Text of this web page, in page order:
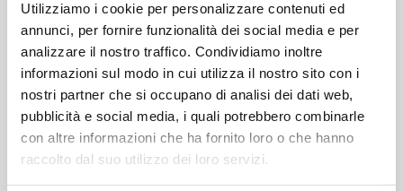
Utilizziamo i cookie per personalizzare contenuti ed
annunci, per fornire funzionalità dei social media e per
analizzare il nostro traffico. Condividiamo inoltre
informazioni sul modo in cui utilizza il nostro sito con i
nostri partner che si occupano di analisi dei dati web,
pubblicità e social media, i quali potrebbero combinarle
con altre informazioni che ha fornito loro o che hanno
raccolto dal suo utilizzo dei loro servizi.